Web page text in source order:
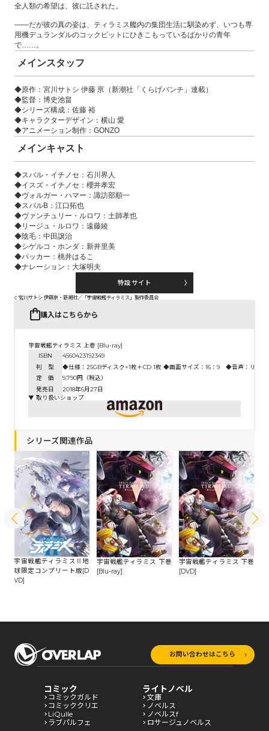
全人類の希望は、彼に託された。
――だが彼の真の姿は、ティラミス艦内の集団生活に馴染めず、いつも専
用機デュランダルのコックピットにひきこもっているばかりの青年
で……。
メインスタッフ
◆原作：宮川サトシ 伊藤 亰（新潮社「くらげバンチ」連載）
◆監督：博史池畠
◆シリーズ構成：佐藤 裕
◆キャラクターデザイン：横山 愛
◆アニメーション制作：GONZO
メインキャスト
◆スバル・イチノセ：石川界人
◆イスズ・イチノセ：櫻井孝宏
◆ヴォルガー・ハマー：諏訪部順一
◆スバルB：江口拓也
◆ヴァンチュリー・ルロワ：土師孝也
◆リージュ・ルロワ：遠藤綾
◆陰毛：中田譲治
◆シゲルコ・ホンダ：新井里美
◆パッカー：桃井はるこ
◆ナレーション：大塚明夫
特設サイト
c 宮川サトシ 伊藤亰・新潮社／「宇宙戦艦ティラミス」製作委員会
購入はこちらから
宇宙戦艦ティラミス 上巻 [Blu-ray]
ISBN
4560423192349
判 型
◆仕様：25GBディスク×1枚＋CD 1枚 ◆画面サイズ：16：9 ◆音声：リ
定 価
9,790円（税込）
発売日
2018年6月27日
▼ 取り扱いショップ
シリーズ関連作品
宇宙戦艦ティラミスⅡ地
球限定コンプリート版[D
VD]
宇宙戦艦ティラミス 下巻
[Blu-ray]
宇宙戦艦ティラミス 下巻
[DVD]
お問い合わせはこちら
コミック
コミックガルド
コミッククリエ
LiQulle
ラブパルフェ
ライトノベル
文庫
ノベルス
ノベルスf
ロサージュノベルス